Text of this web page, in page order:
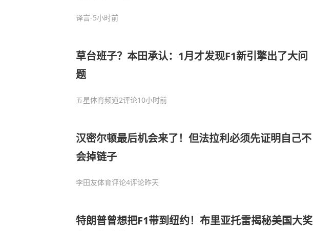
译言-5小时前
草台班子？本田承认：1月才发现F1新引擎出了大问
题
五星体育频道2评论10小时前
汉密尔顿最后机会来了！但法拉利必须先证明自己不
会掉链子
李田友体育评论4评论昨天
特朗普曾想把F1带到纽约！布里亚托雷揭秘美国大奖